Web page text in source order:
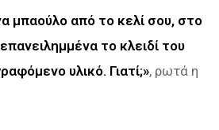
μπαούλο από το κελί σου, στο
το κλειδί του
υλικό. Γιατί;», ρωτά η